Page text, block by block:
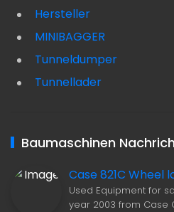
Hersteller
MINIBAGGER
Tunneldumper
Tunnellader
Baumaschinen
Case 821C Wheel
Used Equipment for
year 2003 from Case